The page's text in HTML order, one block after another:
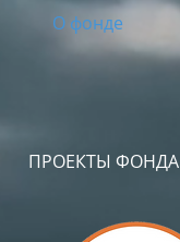
О фонде
ПРОЕКТЫ ФОНДА